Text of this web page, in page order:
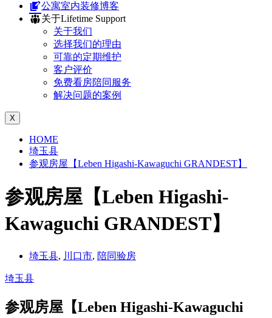
公寓室内装修博客
关于Lifetime Support
关于我们
选择我们的理由
可靠的定期维护
客户评价
免费看房陪同服务
解决问题的案例
X
HOME
埼玉县
参观房屋【Leben Higashi-Kawaguchi GRANDEST】
参观房屋【Leben Higashi-
Kawaguchi GRANDEST】
埼玉县, 川口市, 陪同验房
埼玉县
参观房屋【Leben Higashi-Kawaguchi